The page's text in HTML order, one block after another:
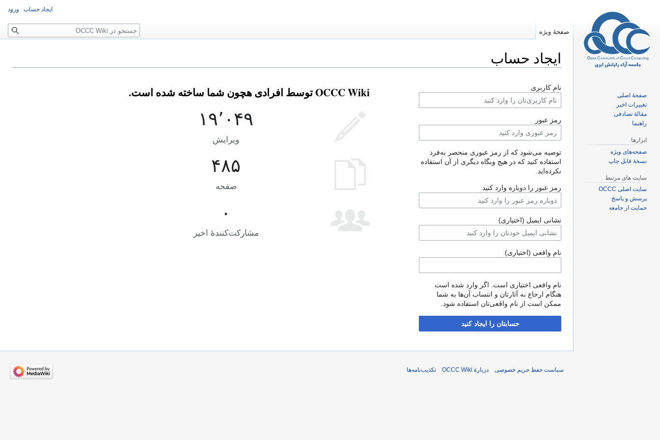
ایجاد حساب
به
ناوبری
به
جستجو
نام کاربری
رمز عبور
توصیه می‌شود که از رمز عبوری منحصر به‌فرد
استفاده کنید که در هیچ وبگاه دیگری از آن استفاده
نکرده‌اید.
رمز عبور را دوباره وارد کنید
نشانی ایمیل (اختیاری)
نام واقعی (اختیاری)
نام واقعی اختیاری است. اگر وارد شده است
هنگام ارجاع به آثارتان و انتساب آن‌ها به شما
ممکن است از نام واقعی‌تان استفاده شود.
حسابتان را ایجاد کنید
OCCC Wiki توسط افرادی هچون شما ساخته شده است.
۱۹٬۰۴۹
ویرایش
۴۸۵
صفحه
۰
مشارکت‌کنندهٔ اخیر
ایجاد حساب ورود
صفحهٔ ویژه جستجو
صفحهٔ اصلی
تغییرات اخیر
مقالهٔ تصادفی
راهنما
ابزارها
صفحه‌های ویژه
نسخهٔ قابل چاپ
سایت های مرتبط
سایت اصلی OCCC
پرسش و پاسخ
حمایت از جامعه
سیاست حفظ حریم خصوصی دربارهٔ OCCC Wiki تکذیب‌نامه‌ها